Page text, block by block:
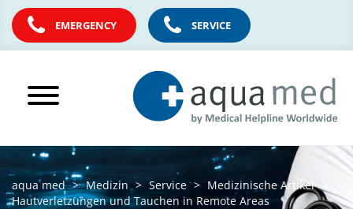
EMERGENCY SERVICE
aqua med Medizin Service
Medizinische Artikel
Hautverletzungen und Tauchen in Remote Areas